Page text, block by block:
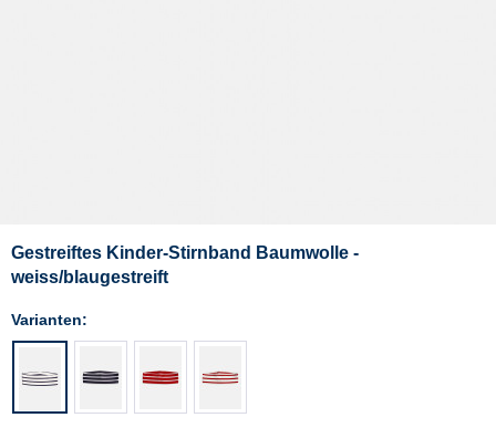
Gestreiftes Kinder-Stirnband Baumwolle -
weiss/blaugestreift
Varianten: